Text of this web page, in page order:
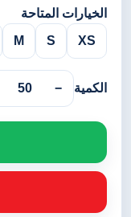
الخيارات المتاحة
XS
S
M
الكمية −
50